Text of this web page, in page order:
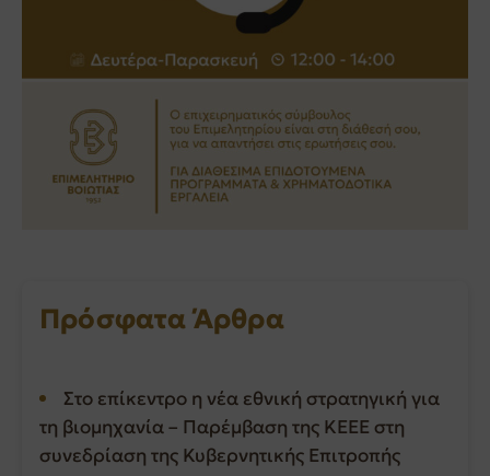
Πρόσφατα Άρθρα
Στο επίκεντρο η νέα εθνική στρατηγική για
τη βιομηχανία – Παρέμβαση της ΚΕΕΕ στη
συνεδρίαση της Κυβερνητικής Επιτροπής